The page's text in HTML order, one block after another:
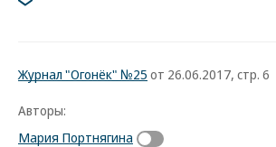
Журнал "Огонёк" №25 от 26.06.2017, стр. 6
Авторы:
Мария Портнягина